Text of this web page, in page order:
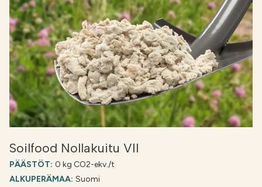
Soilfood Nollakuitu VII
PÄÄSTÖT: 0 kg CO2-ekv./t
ALKUPERÄMAA: Suomi